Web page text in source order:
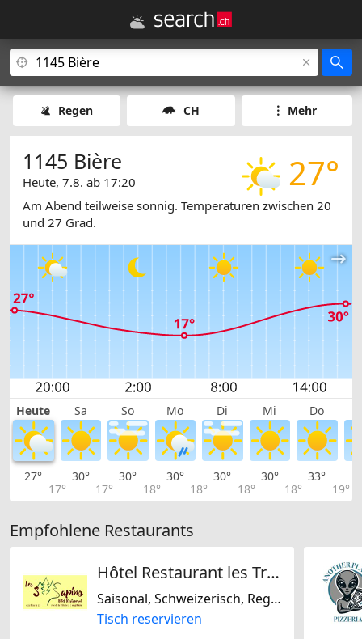
Regen CH Mehr
27°
1145 Bière
Heute, 7.8. ab 17:20
Am Abend teilweise sonnig. Temperaturen zwischen 20
und 27 Grad.
Heute Sa So Mo Di Mi Do
27°
17°
30°
17°
30°
18°
30°
18°
30°
18°
30°
18°
33°
19°
Empfohlene Restaurants
Hôtel Restaurant les Trois Sapins
Saisonal, Schweizerisch, Regional
Tisch reservieren